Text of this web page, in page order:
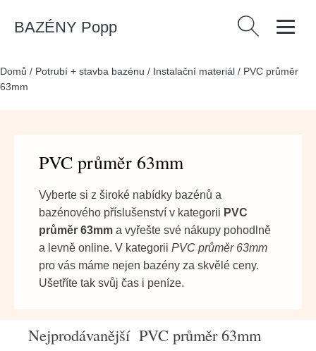
BAZÉNY Popp Vyhledávání
Domů / Potrubí + stavba bazénu / Instalační materiál / PVC průměr
63mm
PVC průměr 63mm
Vyberte si z široké nabídky bazénů a
bazénového příslušenství v kategorii PVC
průměr 63mm a vyřešte své nákupy pohodlně
a levně online. V kategorii PVC průměr 63mm
pro vás máme nejen bazény za skvělé ceny.
Ušetříte tak svůj čas i peníze.
Nejprodávanější PVC průměr 63mm